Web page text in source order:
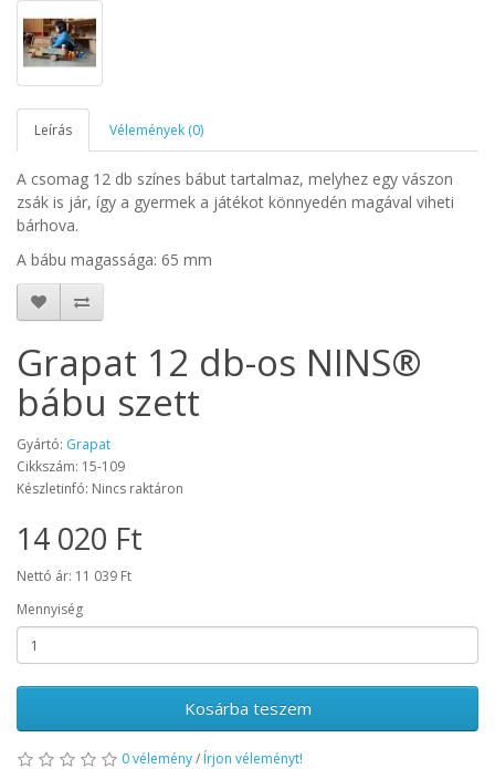
Leírás Vélemények (0)
A csomag 12 db színes bábut tartalmaz, melyhez egy vászon
zsák is jár, így a gyermek a játékot könnyedén magával viheti
bárhova.
A bábu magassága: 65 mm
Grapat 12 db-os NINS®
bábu szett
Gyártó: Grapat
Cikkszám: 15-109
Készletinfó: Nincs raktáron
14 020 Ft
Nettó ár: 11 039 Ft
Mennyiség
Kosárba teszem
0 vélemény/ Írjon véleményt!